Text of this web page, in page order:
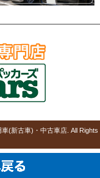
(新古車)・中古車店. All Rights